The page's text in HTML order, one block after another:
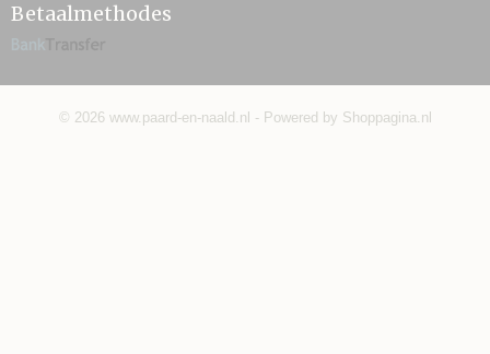
Betaalmethodes
© 2026 www.paard-en-naald.nl - Powered by Shoppagina.nl